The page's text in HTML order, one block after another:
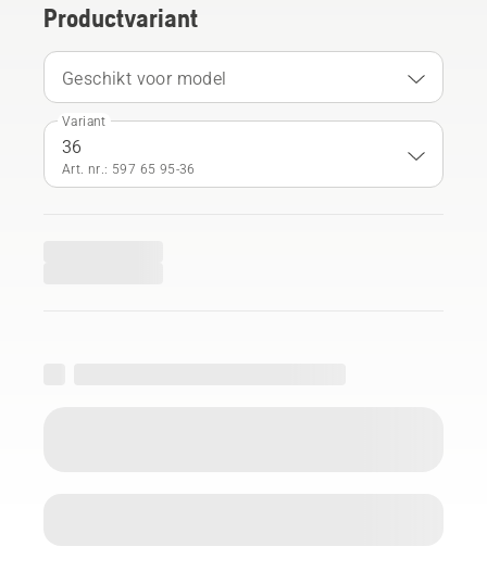
Productvariant
Geschikt voor model
Variant
36
Art. nr.: 597 65 95‑36